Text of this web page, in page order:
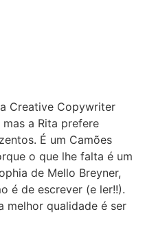
Creative Copywriter
a Rita prefere
É um Camões
o que lhe falta é um
de Mello Breyner,
é de escrever (e ler!!).
melhor qualidade é ser